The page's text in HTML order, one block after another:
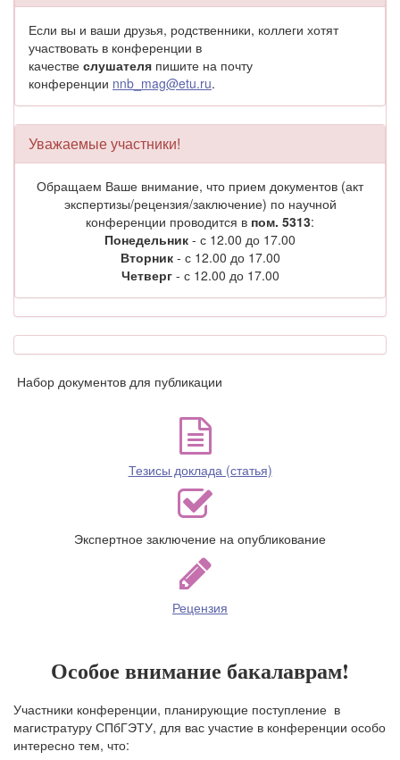
Если вы и ваши друзья, родственники, коллеги хотят
участвовать в конференции в
качестве слушателя пишите на почту
конференции nnb_mag@etu.ru.
Уважаемые участники!
Обращаем Ваше внимание, что прием документов (акт
экспертизы/рецензия/заключение) по научной
конференции проводится в пом. 5313:
Понедельник - с 12.00 до 17.00
Вторник- с 12.00 до 17.00
Четверг- с 12.00 до 17.00
Набор документов для публикации
Тезисы доклада (статья)
Экспертное заключение на опубликование
Рецензия
Особое внимание бакалаврам!
Участники конференции, планирующие поступление в
магистратуру СПбГЭТУ, для вас участие в конференции особо
интересно тем, что: